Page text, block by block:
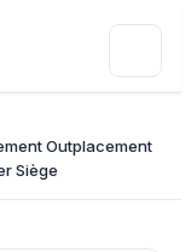
Outplacement
Siège